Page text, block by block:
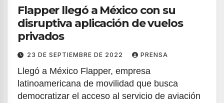
Flapper llegó a México con su
disruptiva aplicación de vuelos
privados
23 DE SEPTIEMBRE DE 2022 PRENSA
Llegó a México Flapper, empresa
latinoamericana de movilidad que busca
democratizar el acceso al servicio de aviación